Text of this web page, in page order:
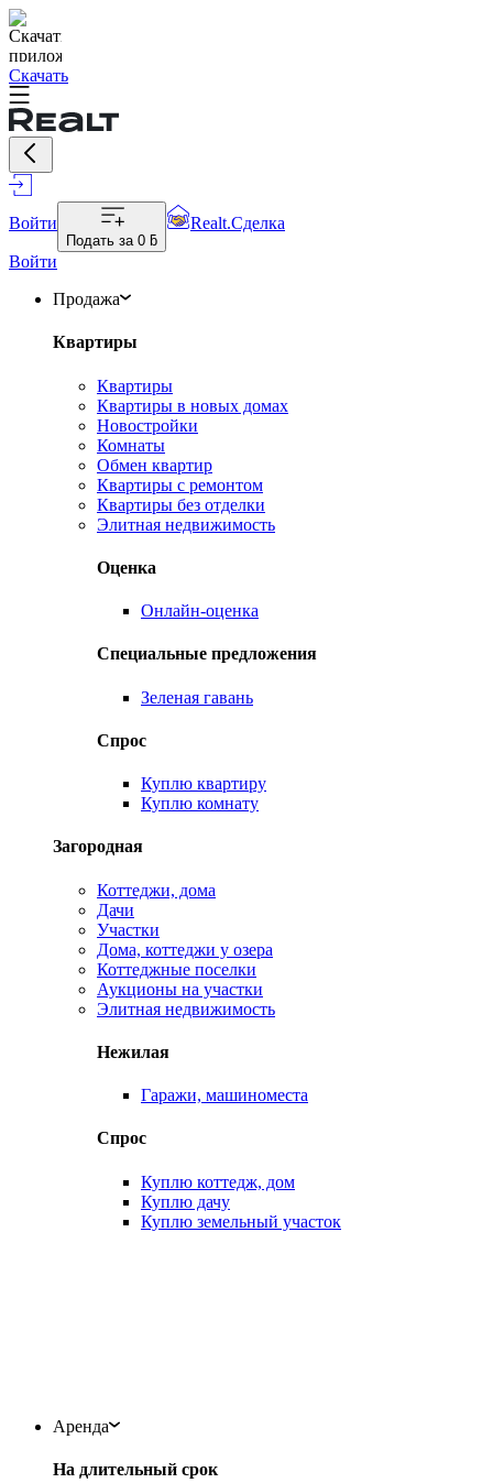
Скачать
Войти
Подать за 0 ƃ
Realt.Сделка
Войти
Продажа
Квартиры
Квартиры
Квартиры в новых домах
Новостройки
Комнаты
Обмен квартир
Квартиры с ремонтом
Квартиры без отделки
Элитная недвижимость
Оценка
Онлайн-оценка
Специальные предложения
Зеленая гавань
Спрос
Куплю квартиру
Куплю комнату
Загородная
Коттеджи, дома
Дачи
Участки
Дома, коттеджи у озера
Коттеджные поселки
Аукционы на участки
Элитная недвижимость
Нежилая
Гаражи, машиноместа
Спрос
Куплю коттедж, дом
Куплю дачу
Куплю земельный участок
Аренда
На длительный срок